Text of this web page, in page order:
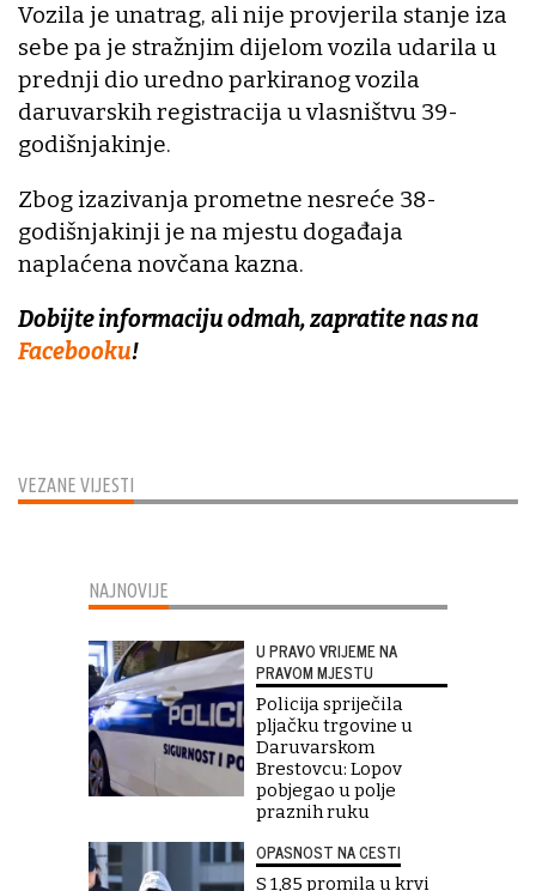
VEZANE VIJESTI
Vozila je unatrag, ali nije provjerila stanje iza
sebe pa je stražnjim dijelom vozila udarila u
prednji dio uredno parkiranog vozila
daruvarskih registracija u vlasništvu 39-
godišnjakinje.
Zbog izazivanja prometne nesreće 38-
godišnjakinji je na mjestu događaja
naplaćena novčana kazna.
Dobijte informaciju odmah, zapratite nas na
Facebooku!
NAJNOVIJE
U PRAVO VRIJEME NA
PRAVOM MJESTU
Policija spriječila
pljačku trgovine u
Daruvarskom
Brestovcu: Lopov
pobjegao u polje
praznih ruku
OPASNOST NA CESTI
S 1,85 promila u krvi